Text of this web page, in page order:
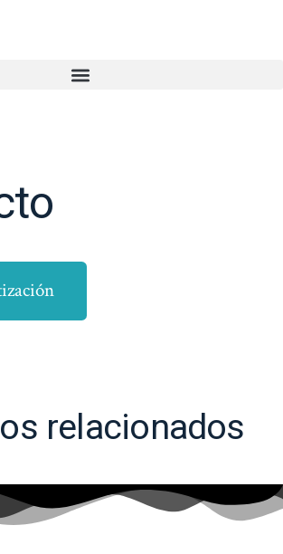
relacionados